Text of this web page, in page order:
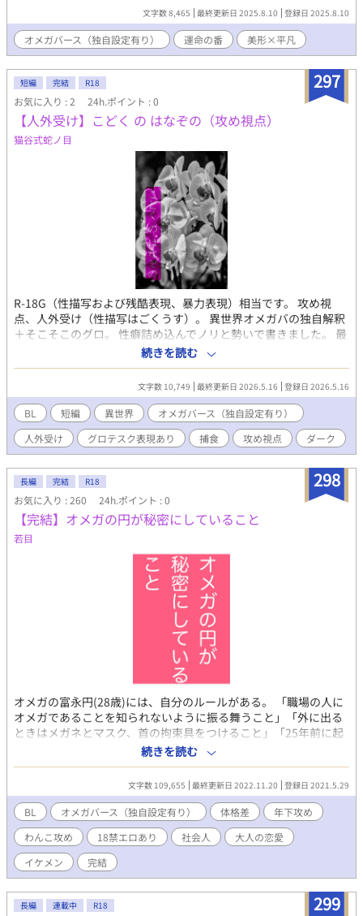
文字数 8,465 最終更新日 2025.8.10 登録日 2025.8.10
オメガバース（独自設定有り） 運命の番 美形×平凡
297
短編 完結 R18
お気に入り : 2 24h.ポイント : 0
【人外受け】こどく の はなぞの（攻め視点）
猫谷式蛇ノ目
R-18G（性描写および残酷表現、暴力表現）相当です。 攻め視
点、人外受け（性描写はごくうす）。 異世界オメガバの独自解釈
＋そこそこのグロ。 性癖詰め込んでノリと勢いで書きました。 最
後は設定説明やら何やらです。 pixivとムーンライトにも並行掲載
してます。
続きを読む
文字数 10,749 最終更新日 2026.5.16 登録日 2026.5.16
BL 短編 異世界
オメガバース（独自設定有り）
人外受け
グロテスク表現あり 捕食 攻め視点 ダーク
298
長編 完結 R18
お気に入り : 260 24h.ポイント : 0
【完結】オメガの円が秘密にしていること
若目
オメガの富永円(28歳)には、自分のルールがある。 「職場の人に
オメガであることを知られないように振る舞うこと」「外に出る
ときはメガネとマスク、首の拘束具をつけること」「25年前に起
きた「あの事件」の当事者であることは何としてでも隠し通すこ
と」 そんな円の前に、純朴なアルファの知成が現れた。 ある日、
思いがけず彼と関係を持ってしまい、その際に「好きです、付き
合ってください。」と告白され、心は揺らぐが…… 純朴なアルフ
ァ×偏屈なオメガの体格差BLです 18禁シーンには※つけてます
続きを読む
文字数 109,655 最終更新日 2022.11.20 登録日 2021.5.29
BL オメガバース（独自設定有り） 体格差
年下攻め
わんこ攻め
18禁エロあり 社会人
大人の恋愛
イケメン
完結
299
長編 連載中 R18